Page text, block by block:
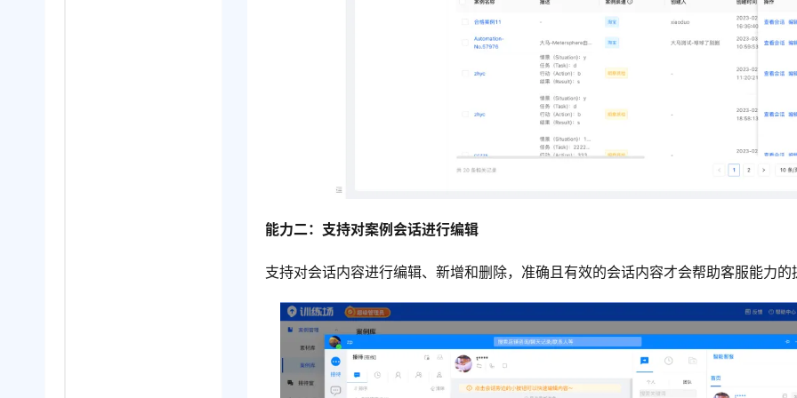
能力二：支持对案例会话进行编辑
支持对会话内容进行编辑、新增和删除，准确且有效的会话内容才会帮助客服能力的